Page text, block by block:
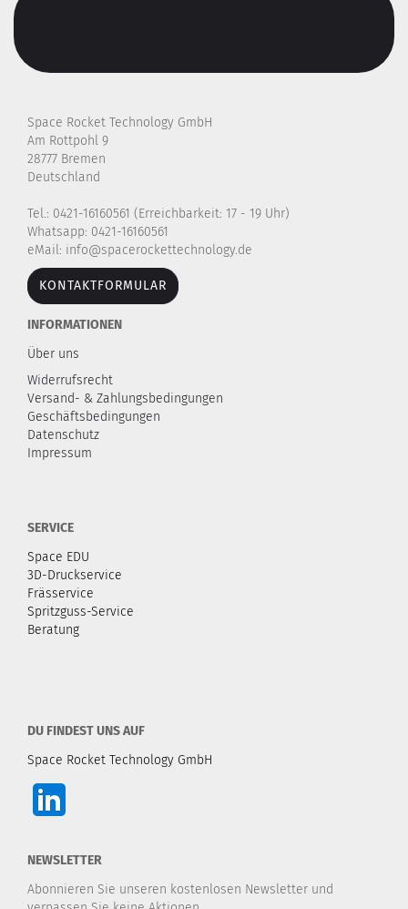
Space Rocket Technology GmbH
Am Rottpohl 9
28777 Bremen
Deutschland
Tel.: 0421-16160561 (Erreichbarkeit: 17 - 19 Uhr)
Whatsapp: 0421-16160561
eMail: info@spacerockettechnology.de
KONTAKTFORMULAR
INFORMATIONEN
Über uns
Widerrufsrecht
Versand- & Zahlungsbedingungen
Geschäftsbedingungen
Datenschutz
Impressum
SERVICE
Space EDU
3D-Druckservice
Frässervice
Spritzguss-Service
Beratung
DU FINDEST UNS AUF
Space Rocket Technology GmbH
NEWSLETTER
Abonnieren Sie unseren kostenlosen Newsletter und